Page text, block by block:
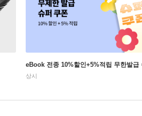
eBook 전종 10%할인+5%적립 무한발급
상시